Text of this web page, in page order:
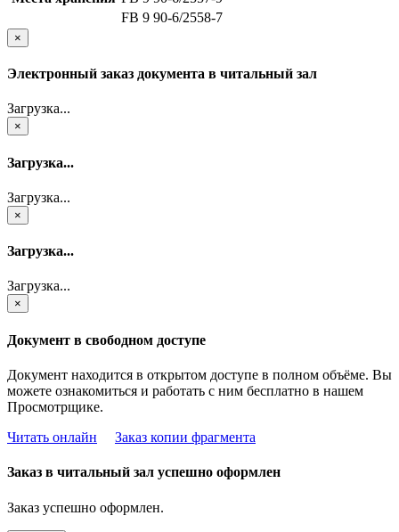
FB 9 90-6/2558-7
×
Электронный заказ документа в читальный зал
Загрузка...
×
Загрузка...
Загрузка...
×
Загрузка...
Загрузка...
×
Документ в свободном доступе
Документ находится в открытом доступе в полном объёме. Вы
можете ознакомиться и работать с ним бесплатно в нашем
Просмотрщике.
Читать онлайн
Заказ копии фрагмента
Заказ в читальный зал успешно оформлен
Заказ успешно оформлен.